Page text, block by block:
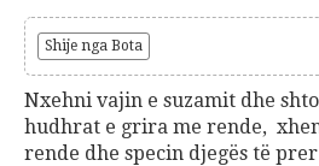
Shije nga Bota
Nxehni vajin e suzamit dhe
hudhrat e grira me rende,
rende dhe specin djegës të